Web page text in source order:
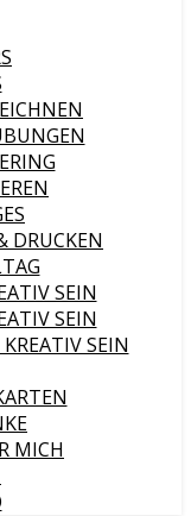
DRUCKEN
SEIN
SEIN
SEIN
MICH